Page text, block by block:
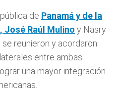
de Panamá y de la
José Raúl Mulino y Nasry
reunieron y acordaron
entre ambas
una mayor integración